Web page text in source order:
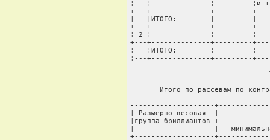
¦   ¦              ¦         ¦и
+---+--------------+---------
¦   ¦ИТОГО:        ¦
+---+--------------+---------
¦ 2 ¦              ¦         ¦
+---+--------------+---------
¦   ¦ИТОГО:        ¦
¦---+--------------+---------
Итого по рассевам по
--------------------
¦ Размерно-весовая  ¦
¦группа бриллиантов
¦                   ¦   минимальная
+-------------------